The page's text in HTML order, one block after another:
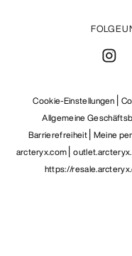
FOLGE
Cookie-Einstellungen
Allgemeine
Barrierefreiheit Meine
arcteryx.com
https://